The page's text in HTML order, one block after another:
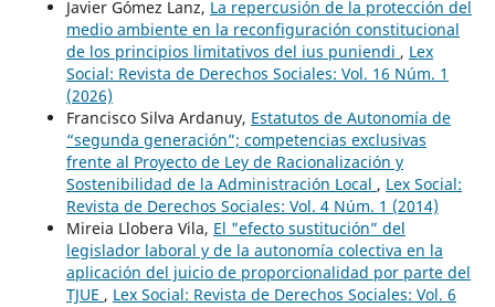
Javier Gómez Lanz, La repercusión de la protección del
medio ambiente en la reconfiguración constitucional
de los principios limitativos del ius puniendi , Lex
Social: Revista de Derechos Sociales: Vol. 16 Núm. 1
(2026)
Francisco Silva Ardanuy, Estatutos de Autonomía de
“segunda generación”; competencias exclusivas
frente al Proyecto de Ley de Racionalización y
Sostenibilidad de la Administración Local , Lex Social:
Revista de Derechos Sociales: Vol. 4 Núm. 1 (2014)
Mireia Llobera Vila, El "efecto sustitución” del
legislador laboral y de la autonomía colectiva en la
aplicación del juicio de proporcionalidad por parte del
TJUE , Lex Social: Revista de Derechos Sociales: Vol. 6